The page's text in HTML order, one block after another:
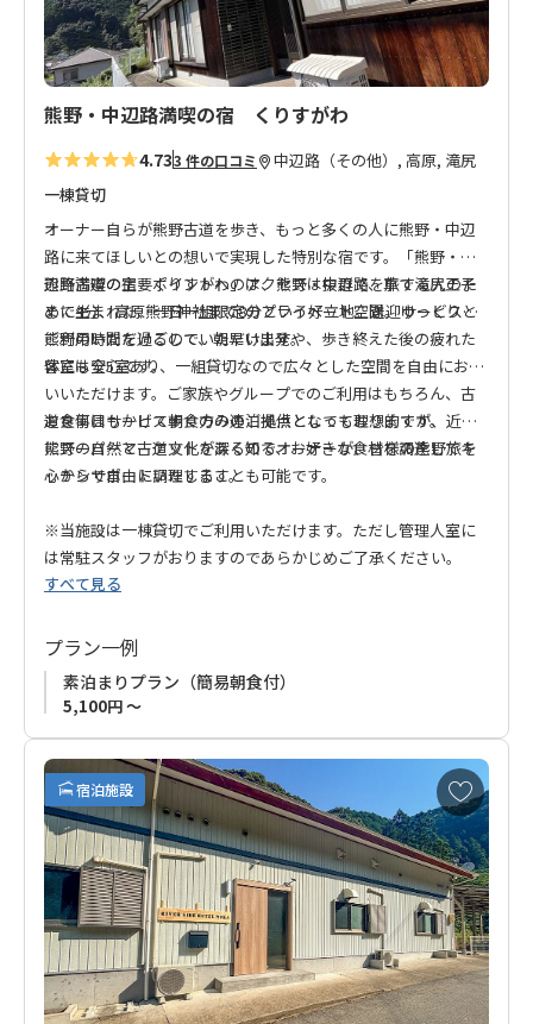
熊野・中辺路満喫の宿 くりすがわ
4.733 件の口コミ
中辺路（その他）, 高原, 滝尻
一棟貸切
オーナー自らが熊野古道を歩き、もっと多くの人に熊野・中辺
路に来てほしいとの想いで実現した特別な宿です。「熊野・中
辺路満喫の宿 くりすがわ」は、熊野・中辺路を旅する人のた
めに生まれた、一日一組限定のプライベート空間。ゆっくりと
熊野の時間を過ごしていただけます。
熊野古道の主要ポイントへのアクセスは抜群で、車で滝尻王子
まで4分、高原熊野神社まで8分という好立地。送迎サービスも
ご利用いただけるので、朝早い出発や、歩き終えた後の疲れた
体にも安心です。
客室は全5室あり、一組貸切なので広々とした空間を自由にお使
いいただけます。ご家族やグループでのご利用はもちろん、古
道を何日もかけて歩く方の連泊拠点としても理想的です。
お食事はサービス朝食のみのご提供となっておりますが、近く
にスーパーマーケットがあるので、お好きな食材を調達してキ
ッチンで自由に調理することも可能です。
熊野の自然と古道文化を深く知るオーナーが、皆様の熊野旅を
心からサポートいたします。
※当施設は一棟貸切でご利用いただけます。ただし管理人室に
は常駐スタッフがおりますのであらかじめご了承ください。
すべて見る
プラン一例
素泊まりプラン（簡易朝食付）
5,100円 ～
宿泊施設
お
気
に
入
り
に
追
加